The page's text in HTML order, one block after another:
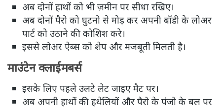
अब दोनों हाथों को भी ज़मीन पर सीधा रखिए।
अब दोनों पैरो को घुटनो से मोड़ कर अपनी बॉडी के लोअर
पार्ट को उठाने की कोशिश करे।
इससे लोअर ऐब्स को शेप और मजबूती मिलती है।
माउंटेन क्लाईमबर्स
इसके लिए पहले उलटे लेट जाइए मैट पर।
अब अपनी हाथों की हथेलियों और पैरो के पंजो के बल पर